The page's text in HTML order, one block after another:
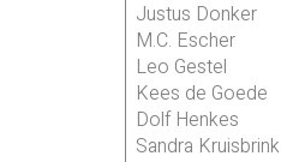
Justus Donker
M.C. Escher
Leo Gestel
Kees de Goede
Dolf Henkes
Sandra Kruisbrink